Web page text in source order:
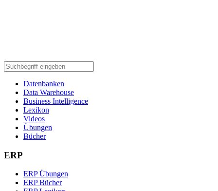
Datenbanken
Data Warehouse
Business Intelligence
Lexikon
Videos
Übungen
Bücher
ERP
ERP Übungen
ERP Bücher